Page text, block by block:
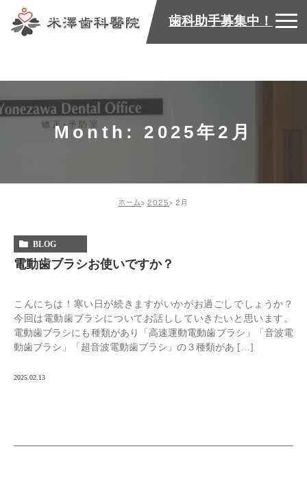
歯科助手募集中！
Month: 2025年2月
ホーム 2025 2月
BLOG
電動歯ブラシお使いですか？
こんにちは！寒い日が続きますがいかがお過ごしでしょうか？
今回は電動歯ブラシについてお話ししていきたいと思います。
電動歯ブラシにも種類があり「高速運動電動歯ブラシ」「音波電
動歯ブラシ」「超音波電動歯ブラシ」の３種類があ […]
2025.02.13